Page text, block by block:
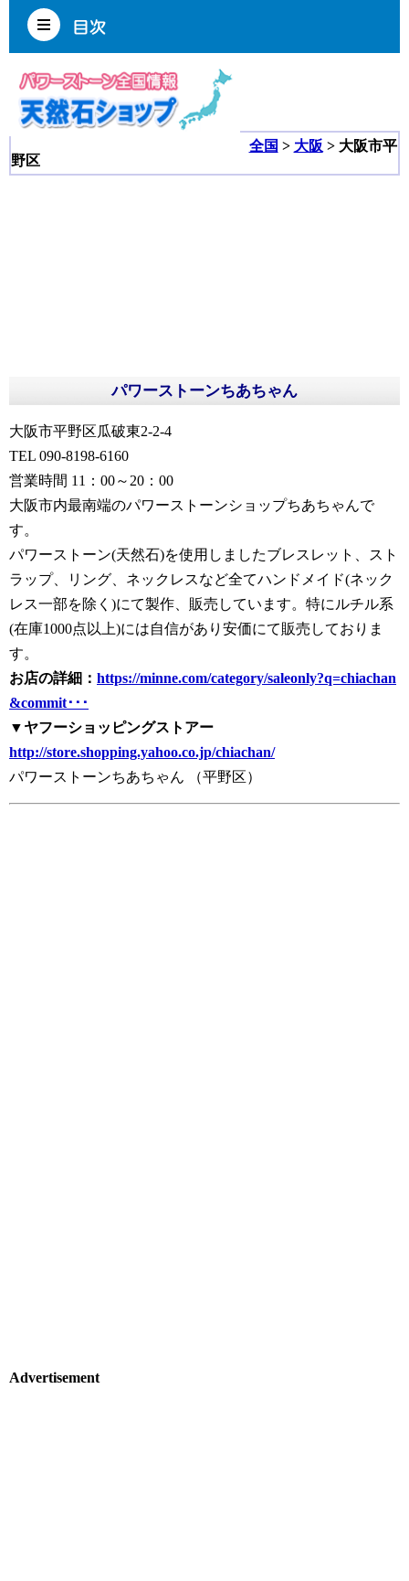
全国 > 大阪 > 大阪市平
野区
パワーストーンちあちゃん
大阪市平野区瓜破東2-2-4
TEL 090-8198-6160
営業時間 11：00～20：00
大阪市内最南端のパワーストーンショップちあちゃんで
す。
パワーストーン(天然石)を使用しましたブレスレット、スト
ラップ、リング、ネックレスなど全てハンドメイド(ネック
レス一部を除く)にて製作、販売しています。特にルチル系
(在庫1000点以上)には自信があり安価にて販売しておりま
す。
お店の詳細： https://minne.com/category/saleonly?q=chiachan
&commit･･･
▼ヤフーショッピングストアー
http://store.shopping.yahoo.co.jp/chiachan/
パワーストーンちあちゃん （平野区）
Advertisement